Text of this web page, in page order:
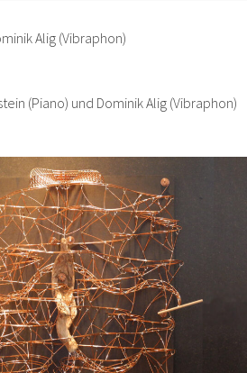
Alig (Vibraphon)
(Piano) und Dominik Alig (Vibraphon)